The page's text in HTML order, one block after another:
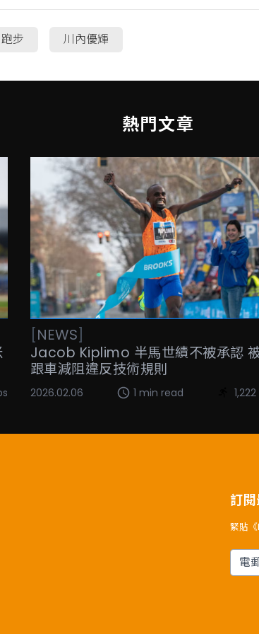
跑步 川內優輝
熱門文章
[NEWS]
Jacob Kiplimo 半馬世績不被承認
跟車減阻違反技術規則
2026.02.06 1 min read
訂
緊貼
電郵